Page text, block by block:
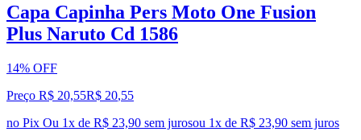
Capa Capinha Pers Moto One Fusion
Plus Naruto Cd 1586
14% OFF
Preço R$ 20,55R$ 20,55
no Pix Ou 1x de R$ 23,90 sem jurosou 1x de R$ 23,90 sem juros